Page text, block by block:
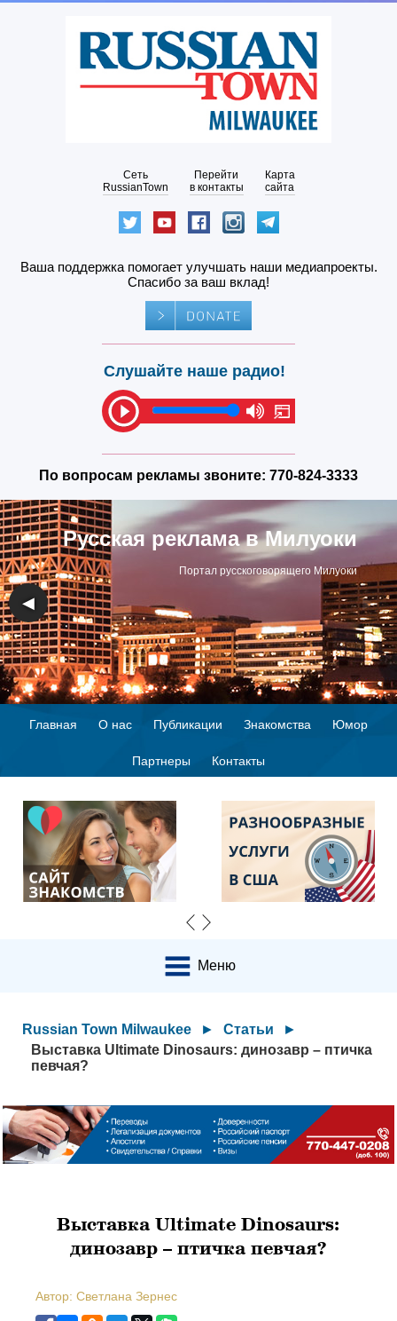
Сеть
RussianTown
Перейти
в контакты
Карта
сайта
Ваша поддержка помогает улучшать наши медиапроекты.
Спасибо за ваш вклад!
Слушайте наше радио!
По вопросам рекламы звоните: 770-824-3333
Русская реклама в Милуоки
Портал русскоговорящего Милуоки
◀ ▶
Главная О нас Публикации Знакомства Юмор
Партнеры Контакты
Меню
Russian Town Milwaukee ► Статьи
►
Выставка Ultimate Dinosaurs: динозавр – птичка
певчая?
Выставка Ultimate Dinosaurs:
динозавр – птичка певчая?
Автор: Светлана Зернес